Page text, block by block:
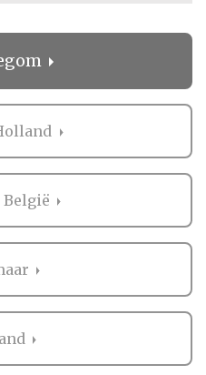
vind je op
voor je
als vele andere
kan je op
vinden. En heb je
Dan kan je
bij de professional